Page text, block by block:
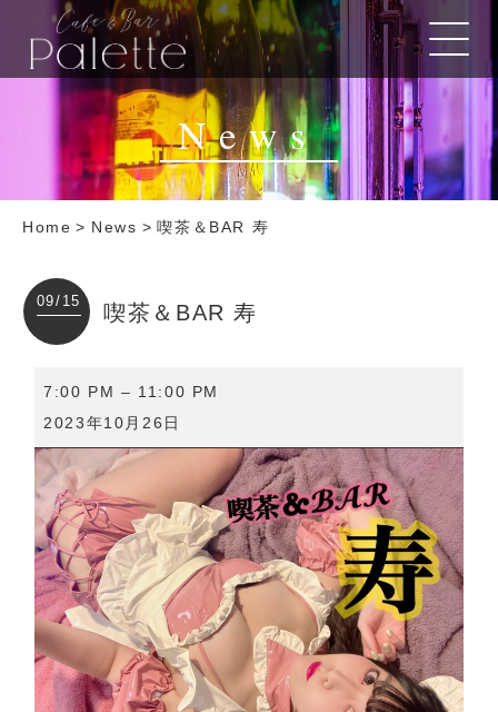
News
Home > News > 喫茶＆BAR 寿
09/15 喫茶＆BAR 寿
＆
BAR
寿
7:00 PM – 11:00 PM
2023年10月26日